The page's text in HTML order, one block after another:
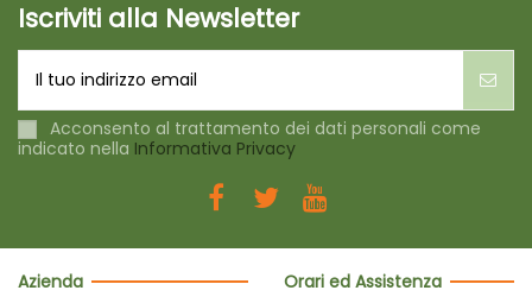
Iscriviti alla Newsletter
Acconsento al trattamento dei dati personali come
indicato nella Informativa Privacy
Azienda
Orari ed Assistenza